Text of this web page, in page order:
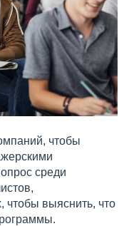
чтобы
среди
чтобы выяснить, что